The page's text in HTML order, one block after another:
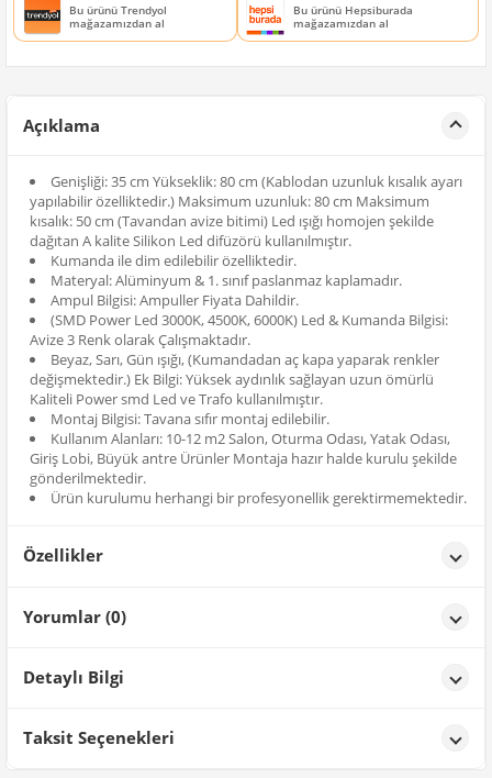
Bu ürünü Trendyol
mağazamızdan al
Bu ürünü Hepsiburada
mağazamızdan al
Açıklama
Genişliği: 35 cm Yükseklik: 80 cm (Kablodan uzunluk kısalık ayarı
yapılabilir özelliktedir.) Maksimum uzunluk: 80 cm Maksimum
kısalık: 50 cm (Tavandan avize bitimi) Led ışığı homojen şekilde
dağıtan A kalite Silikon Led difüzörü kullanılmıştır.
Kumanda ile dim edilebilir özelliktedir.
Materyal: Alüminyum & 1. sınıf paslanmaz kaplamadır.
Ampul Bilgisi: Ampuller Fiyata Dahildir.
(SMD Power Led 3000K, 4500K, 6000K) Led & Kumanda Bilgisi:
Avize 3 Renk olarak Çalışmaktadır.
Beyaz, Sarı, Gün ışığı, (Kumandadan aç kapa yaparak renkler
değişmektedir.) Ek Bilgi: Yüksek aydınlık sağlayan uzun ömürlü
Kaliteli Power smd Led ve Trafo kullanılmıştır.
Montaj Bilgisi: Tavana sıfır montaj edilebilir.
Kullanım Alanları: 10-12 m2 Salon, Oturma Odası, Yatak Odası,
Giriş Lobi, Büyük antre Ürünler Montaja hazır halde kurulu şekilde
gönderilmektedir.
Ürün kurulumu herhangi bir profesyonellik gerektirmemektedir.
Özellikler
Yorumlar (0)
Detaylı Bilgi
Ürün Detayları;
Taksit Seçenekleri